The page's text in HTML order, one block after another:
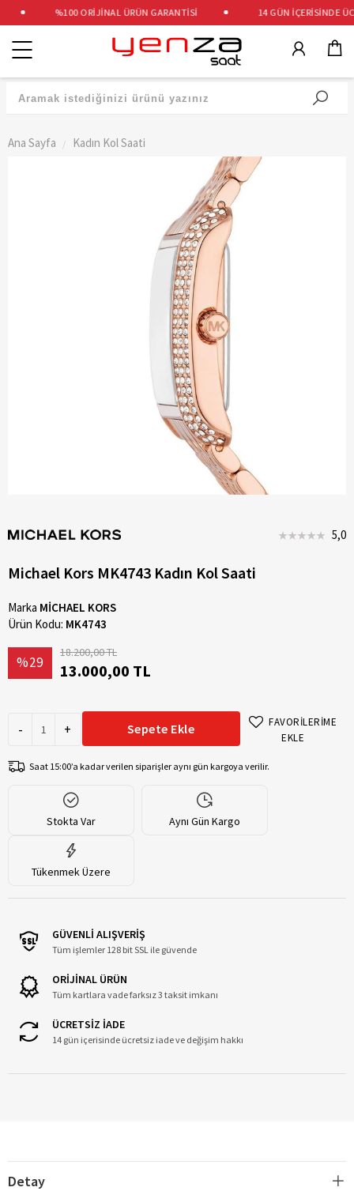
%100 ORİJİNAL ÜRÜN GARANTİSİ 14 GÜN İÇERİSİNDE
Kategoriler
Ana Sayfa Kadın Kol Saati
5,0
Michael Kors MK4743 Kadın Kol Saati
Marka MİCHAEL KORS
Ürün Kodu: MK4743
%29
18.200,00 TL
13.000,00 TL
- + Sepete Ekle
FAVORİLERİME
EKLE
Saat 15:00’a kadar verilen siparişler aynı gün kargoya verilir.
Stokta Var Aynı Gün Kargo
Tükenmek Üzere
GÜVENLİ ALIŞVERİŞ
Tüm işlemler 128 bit SSL ile güvende
ORİJİNAL ÜRÜN
Tüm kartlara vade farksız 3 taksit imkanı
ÜCRETSİZ İADE
14 gün içerisinde ücretsiz iade ve değişim hakkı
Detay